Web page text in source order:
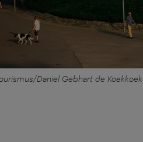
Daniel Gebhart de Koekkoek